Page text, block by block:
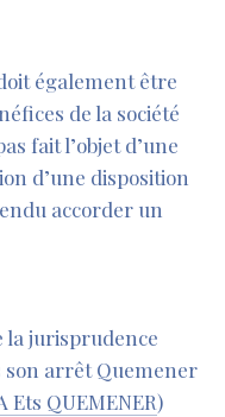
également être
de la société
fait l’objet d’une
d’une disposition
accorder un
la jurisprudence
son arrêt Quemener
Ets QUEMENER)